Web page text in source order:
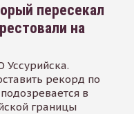
пересекал
на
Уссурийска.
рекорд по
в
границы